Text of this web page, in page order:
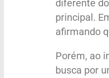
diferente
principal.
afirmando
Porém, ao
busca por